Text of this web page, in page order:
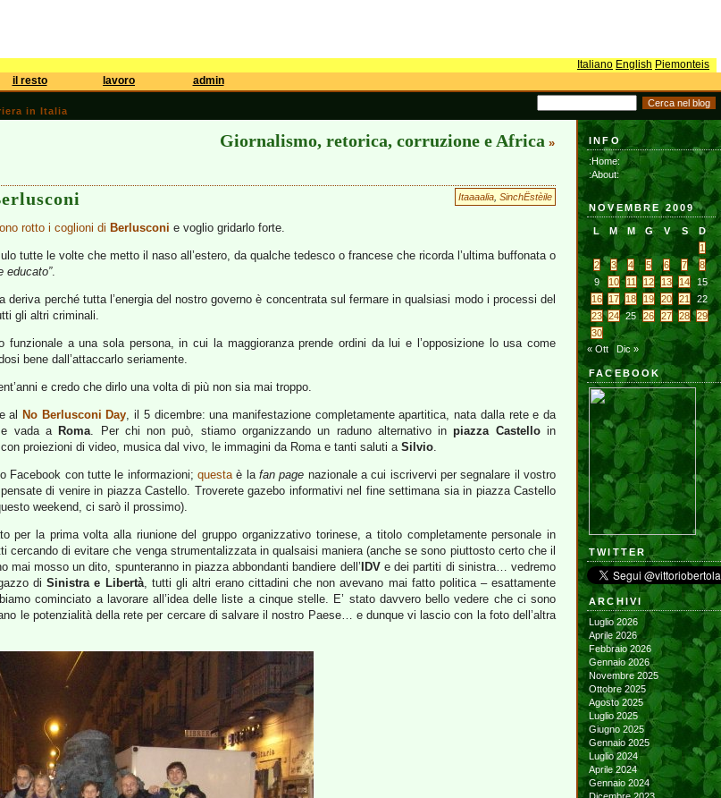
Italiano English Piemonteis
il resto lavoro admin
in Italia
Giornalismo, retorica, corruzione e Africa »
Itaaaalia SinchËstèile
rotto i coglioni di Berlusconi e voglio gridarlo forte.
tutte le volte che metto il naso all’estero, da qualche tedesco o francese che ricorda l’ultima buffonata o
educato”.
perché tutta l’energia del nostro governo è concentrata sul fermare in qualsiasi modo i processi del
gli altri criminali.
a una sola persona, in cui la maggioranza prende ordini da lui e l’opposizione lo usa come
bene dall’attaccarlo seriamente.
e credo che dirlo una volta di più non sia mai troppo.
al No Berlusconi Day, il 5 dicembre: una manifestazione completamente apartitica, nata dalla rete e da
vada a Roma. Per chi non può, stiamo organizzando un raduno alternativo inpiazza Castelloin
proiezioni di video, musica dal vivo, le immagini da Roma e tanti saluti a Silvio.
Facebook con tutte le informazioni;questaè lafan page nazionale a cui iscrivervi per segnalare il vostro
di venire in piazza Castello. Troverete gazebo informativi nel fine settimana sia in piazza Castello
weekend, ci sarò il prossimo).
per la prima volta alla riunione del gruppo organizzativo torinese, a titolo completamente personale in
cercando di evitare che venga strumentalizzata in qualsaisi maniera (anche se sono piuttosto certo che il
mai mosso un dito, spunteranno in piazza abbondanti bandiere dell’ IDVe dei partiti di sinistra… vedremo
diSinistra e Libertà, tutti gli altri erano cittadini che non avevano mai fatto politica – esattamente
cominciato a lavorare all’idea delle liste a cinque stelle. E’ stato davvero bello vedere che ci sono
le potenzialità della rete per cercare di salvare il nostro Paese… e dunque vi lascio con la foto dell’altra
INFO
:Home:
:About:
NOVEMBRE 2009
L M M G V S
D
1
2
3 4 5 6 7
8
9
10 11 12 13 14
15
16
17 18 19 20 21
22
23
24 25 26 27 28
29
30
« Ott
Dic »
FACEBOOK
TWITTER
ARCHIVI
Luglio 2026
Aprile 2026
Febbraio 2026
Gennaio 2026
Novembre 2025
Ottobre 2025
Agosto 2025
Luglio 2025
Giugno 2025
Gennaio 2025
Luglio 2024
Aprile 2024
Gennaio 2024